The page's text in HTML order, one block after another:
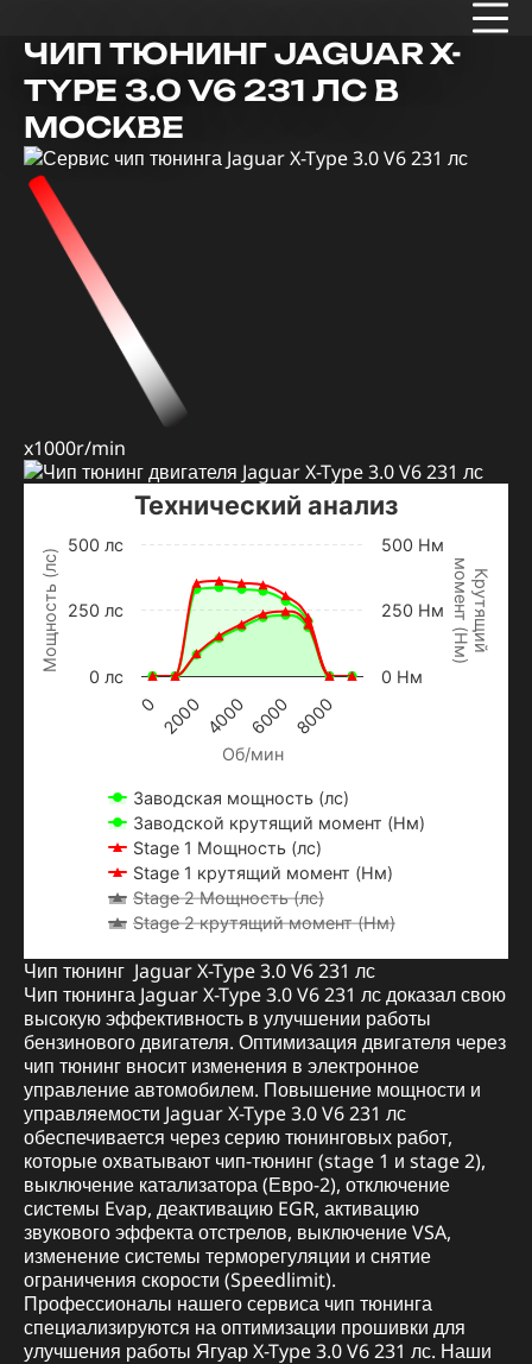
ЧИП ТЮНИНГ JAGUAR X-
TYPE 3.0 V6 231 ЛС В
МОСКВЕ
x1000r/min
Об/мин
Мощность (лс) Крутящий
м
о
м
е
н
т
(
Н
м
)
Технический анализ
Заводская мощность (лс)
Заводской крутящий момент (Нм)
Stage 1 Мощность (лс)
Stage 1 крутящий момент (Нм)
Stage 2 Мощность (лс)
Stage 2 крутящий момент (Нм)
0 2000 4000 6000 8000
0 лс
250 лс
500 лс
0 Нм
250 Нм
500 Нм
Чип тюнинг Jaguar X-Type 3.0 V6 231 лс
Чип тюнинга Jaguar X-Type 3.0 V6 231 лс доказал свою
высокую эффективность в улучшении работы
бензинового двигателя. Оптимизация двигателя через
чип тюнинг вносит изменения в электронное
управление автомобилем. Повышение мощности и
управляемости Jaguar X-Type 3.0 V6 231 лс
обеспечивается через серию тюнинговых работ,
которые охватывают чип-тюнинг (stage 1 и stage 2),
выключение катализатора (Евро-2), отключение
системы Evap, деактивацию EGR, активацию
звукового эффекта отстрелов, выключение VSA,
изменение системы терморегуляции и снятие
ограничения скорости (Speedlimit).
Профессионалы нашего сервиса чип тюнинга
специализируются на оптимизации прошивки для
улучшения работы Ягуар X-Type 3.0 V6 231 лс. Наши